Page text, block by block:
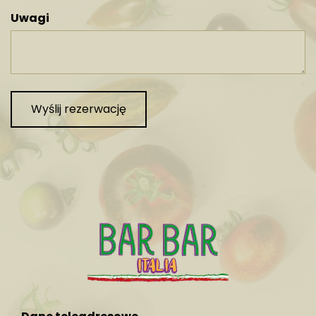
Uwagi
Wyślij rezerwację